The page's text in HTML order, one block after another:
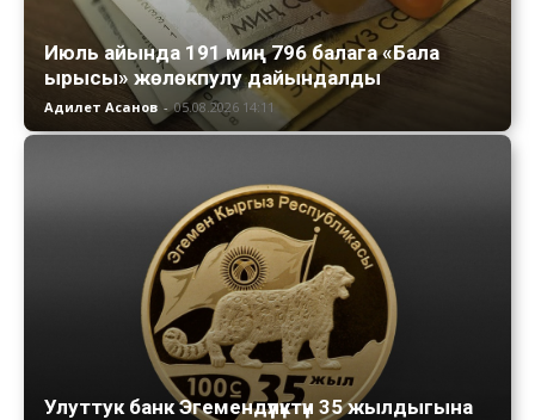
Июль айында 191 миң 796 балага «Бала
ырысы» жөлөкпулу дайындалды
Адилет Асанов - 05.08.2026 14:11
Улуттук банк Эгемендүүлүктүн 35 жылдыгына